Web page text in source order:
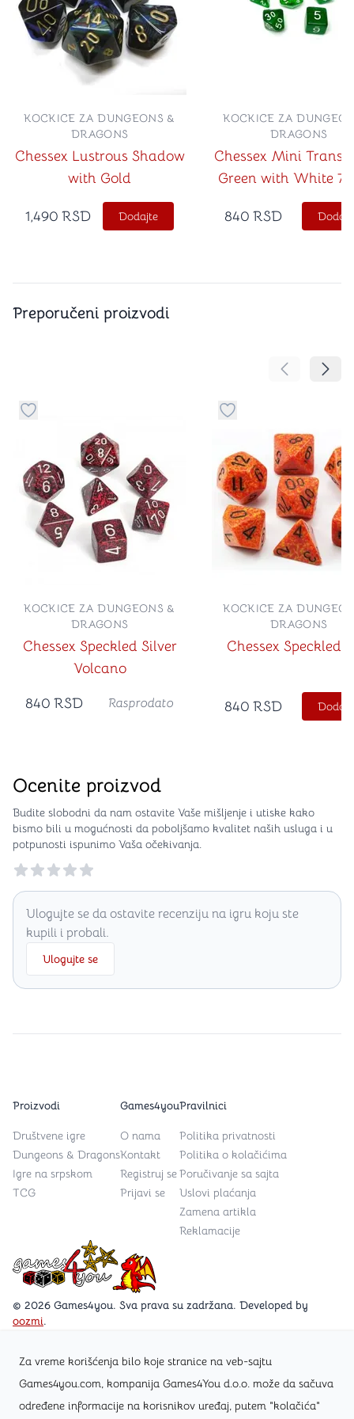
Za vreme korišćenja bilo koje stranice na veb-sajtu
Games4you.com, kompanija Games4You d.o.o. može da sačuva
određene informacije na korisnikov uređaj, putem "kolačića"
Chessex Lustrous Shadow
with Gold
KOCKICE ZA DUNGEONS &
DRAGONS
1,490 RSD Dodajte
Chessex Mini
Green with White 7-
Set
KOCKICE ZA
DRAGONS
840 RSD
Preporučeni proizvodi
Pomeranje
Dugme za dodavanje stvari u kategoriju omiljeno
Chessex Speckled Silver
Volcano
KOCKICE ZA DUNGEONS &
DRAGONS
840 RSD Rasprodato
Dugme za dodavanje
Chessex Speckled
KOCKICE ZA
DRAGONS
840 RSD
Ocenite proizvod
Budite slobodni da nam ostavite Vaše mišljenje i utiske kako
bismo bili u mogućnosti da poboljšamo kvalitet naših usluga i u
potpunosti ispunimo Vaša očekivanja.
Reviews
Ulogujte se da ostavite recenziju na igru koju ste
kupili i probali.
Ulogujte se
Games4you logo
© 2026 Games4you. Sva prava su zadržana. Developed by
oozmi.
Posetite Facebook stranicu /Games4you.rs
Zapratite Instagram profil @games4yours
Proizvodi
Društvene igre
Dungeons & Dragons
Igre na srpskom
TCG
Games4you
O nama
Kontakt
Registruj se
Prijavi se
Pravilnici
Politika privatnosti
Politika o kolačićima
Poručivanje sa sajta
Uslovi plaćanja
Zamena artikla
Reklamacije